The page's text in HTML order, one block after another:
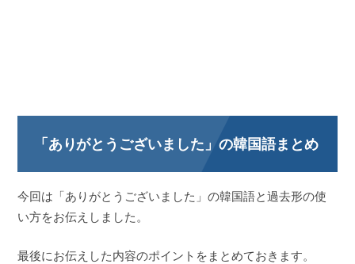
「ありがとうございました」の韓国語まとめ
今回は「ありがとうございました」の韓国語と過去形の使
い方をお伝えしました。
最後にお伝えした内容のポイントをまとめておきます。